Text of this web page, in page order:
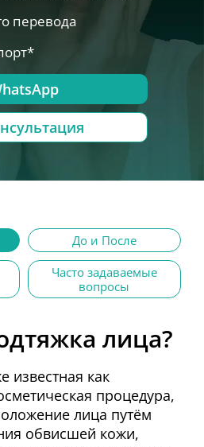
перевода
До и После
Часто задаваемые
вопросы
лица?
известная как
процедура,
лица путём
обвисшей кожи,